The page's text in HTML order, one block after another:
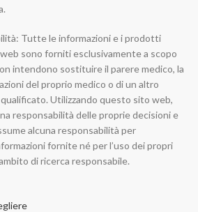
Tutte le informazioni e i prodotti
sono forniti esclusivamente a scopo
intendono sostituire il parere medico, la
del proprio medico o di un altro
Utilizzando questo sito web,
responsabilità delle proprie decisioni e
alcuna responsabilità per
fornite né per l’uso dei propri
di ricerca responsabile.